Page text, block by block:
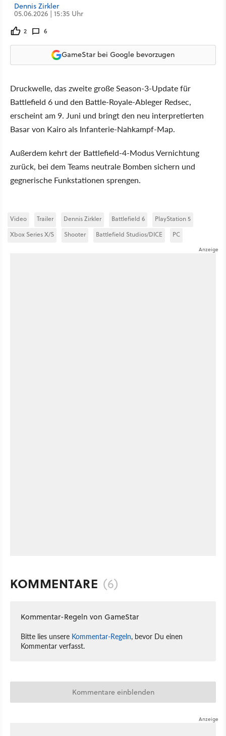
Dennis Zirkler
05.06.2026 | 15:35 Uhr
2 6
GameStar bei Google bevorzugen
Druckwelle, das zweite große Season-3-Update für
Battlefield 6 und den Battle-Royale-Ableger Redsec,
erscheint am 9. Juni und bringt den neu interpretierten
Basar von Kairo als Infanterie-Nahkampf-Map.
Außerdem kehrt der Battlefield-4-Modus Vernichtung
zurück, bei dem Teams neutrale Bomben sichern und
gegnerische Funkstationen sprengen.
Video Trailer Dennis Zirkler Battlefield 6
PlayStation 5
Xbox Series X/S
Shooter Battlefield Studios/DICE PC
KOMMENTARE (6)
Kommentar-Regeln von GameStar
Bitte lies unsere Kommentar-Regeln, bevor Du einen
Kommentar verfasst.
Kommentare einblenden